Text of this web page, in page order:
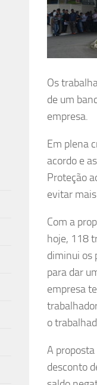
Os
de um
empresa.
Em plena
acordo e
Proteção
evitar
Com a
hoje, 118
diminui os
para dar
empresa
o
A
desconto